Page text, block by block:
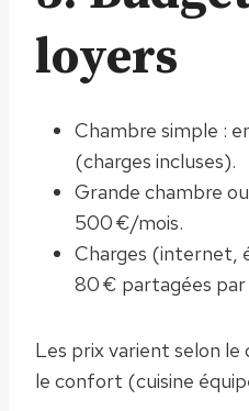
loyers
Chambre simple :
(charges incluses).
Grande chambre
500 €/mois.
Charges (internet,
80 € partagées par
Les prix varient selon
le confort (cuisine